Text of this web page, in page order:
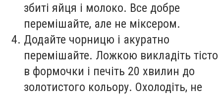
збиті яйця і молоко. Все добре
перемішайте, але не міксером.
Додайте чорницю і акуратно
перемішайте. Ложкою викладіть тісто
в формочки і печіть 20 хвилин до
золотистого кольору. Охолодіть, не